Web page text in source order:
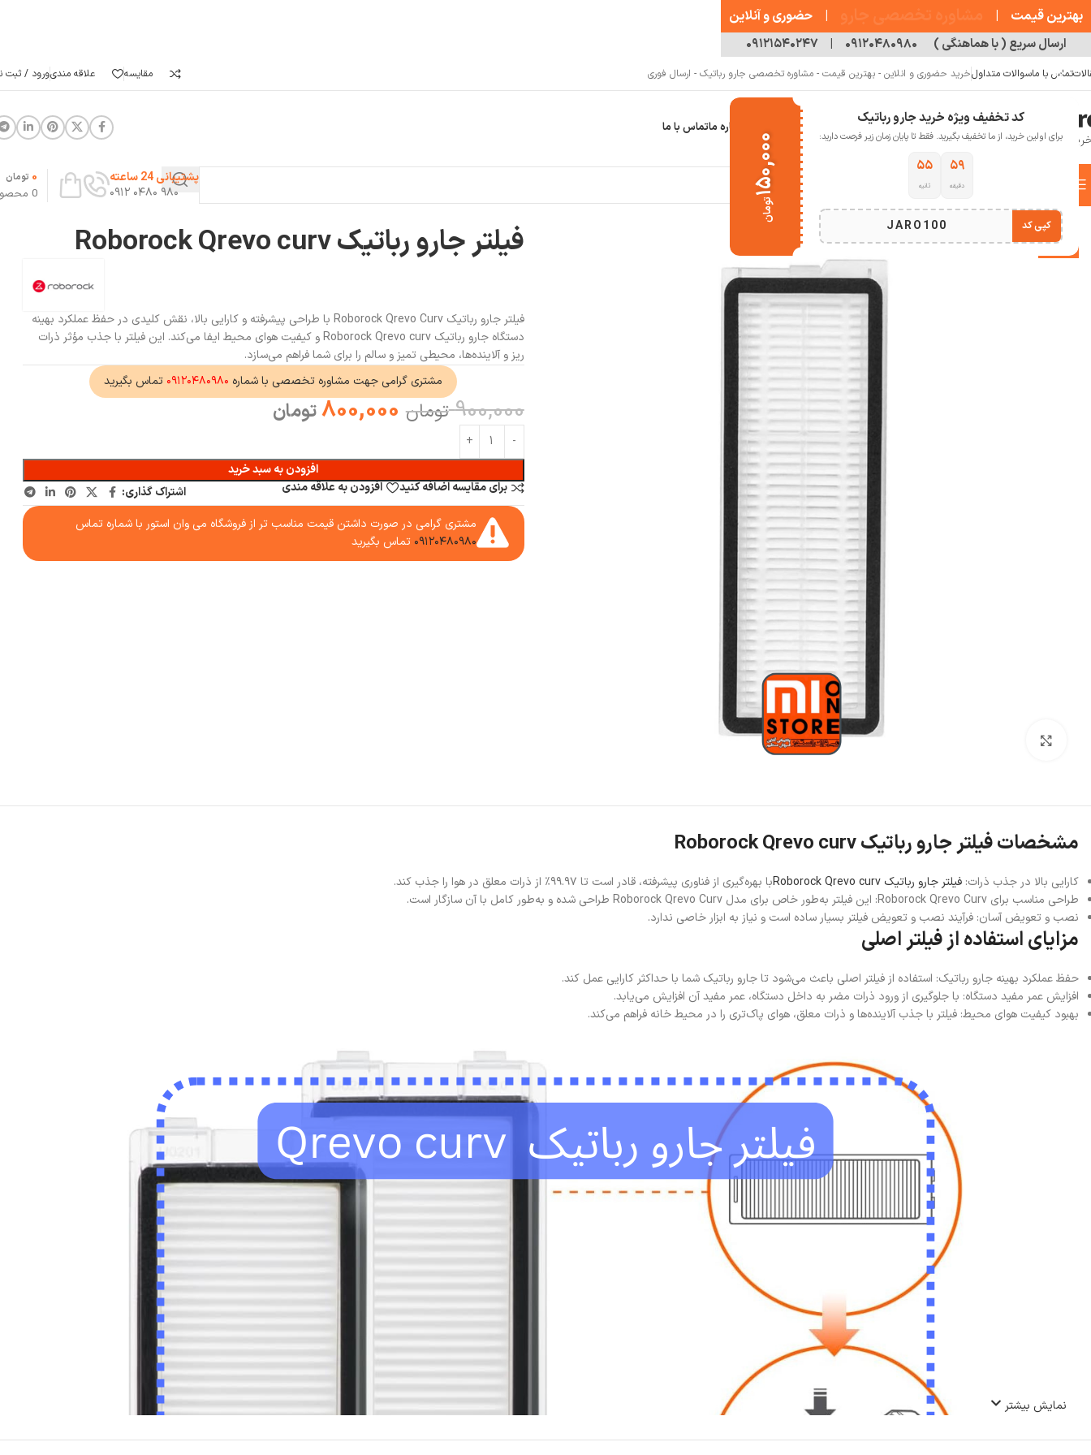
کد تخفیف ویژه خرید جارو رباتیک
برای اولین خرید، از ما تخفیف بگیرید. فقط تا پایان زمان زیر فرصت دارید:
۵۹
دقیقه
۵۴
ثانیه
JARO100 کپی کد
۱۵۰,۰۰۰
تومان
تماس با ماسوالات متداولخرید حضوری و انلاین - بهترین قیمت - مشاوره تخصصی جارو رباتیک - ارسال فوری مقایسه علاقه مندیورود / ثبت
خانه جارو رباتیک درباره ماتماس با ما
انتخاب دسته بندی
پشتیبانی 24 ساعته
۹۸۰ ۰۴۸۰ ۰۹۱۲
0
0 تومان
خانه جارو رباتیک فیلتر جارو رباتیک Roborock Qrevo curv
-11% فیلتر جارو رباتیک Roborock Qrevo curv
فیلتر جارو رباتیک Roborock Qrevo Curv با طراحی پیشرفته و کارایی بالا، نقش کلیدی در حفظ عملکرد بهینه
دستگاه جارو رباتیک Roborock Qrevo curv و کیفیت هوای محیط ایفا می‌کند. این فیلتر با جذب مؤثر ذرات
ریز و آلاینده‌ها، محیطی تمیز و سالم را برای شما فراهم می‌سازد.
مشتری گرامی جهت مشاوره تخصصی با شماره ۰۹۱۲۰۴۸۰۹۸۰ تماس بگیرید
900,000 تومان 800,000تومان
افزودن به سبد خرید
برای مقایسه اضافه کنید
افزودن به علاقه مندی
اشتراک گذاری:
مشتری گرامی در صورت داشتن قیمت مناسب تر از فروشگاه می وان استور با شماره تماس
۰۹۱۲۰۴۸۰۹۸۰ تماس بگیرید
مشخصات فیلتر جارو رباتیک Roborock Qrevo curv
کارایی بالا در جذب ذرات: فیلتر جارو رباتیک Roborock Qrevo curv
با بهره‌گیری از فناوری پیشرفته، قادر است تا ۹۹.۹۷٪ از ذرات معلق در هوا را جذب کند.
طراحی مناسب برای Roborock Qrevo Curv: این فیلتر به‌طور خاص برای مدل Roborock Qrevo Curv طراحی شده و به‌طور کامل با آن سازگار است.
نصب و تعویض آسان: فرآیند نصب و تعویض فیلتر بسیار ساده است و نیاز به ابزار خاصی ندارد.
مزایای استفاده از فیلتر اصلی
حفظ عملکرد بهینه جارو رباتیک: استفاده از فیلتر اصلی باعث می‌شود تا جارو رباتیک شما با حداکثر کارایی عمل کند.
افزایش عمر مفید دستگاه: با جلوگیری از ورود ذرات مضر به داخل دستگاه، عمر مفید آن افزایش می‌یابد.
بهبود کیفیت هوای محیط: فیلتر با جذب آلاینده‌ها و ذرات معلق، هوای پاک‌تری را در محیط خانه فراهم می‌کند.
نمایش بیشتر
بهترین قیمت | مشاوره تخصصی جارو | حضوری و آنلاین
ارسال سریع ( با هماهنگی ) ۰۹۱۲۰۴۸۰۹۸۰ | ۰۹۱۲۱۵۴۰۲۴۷